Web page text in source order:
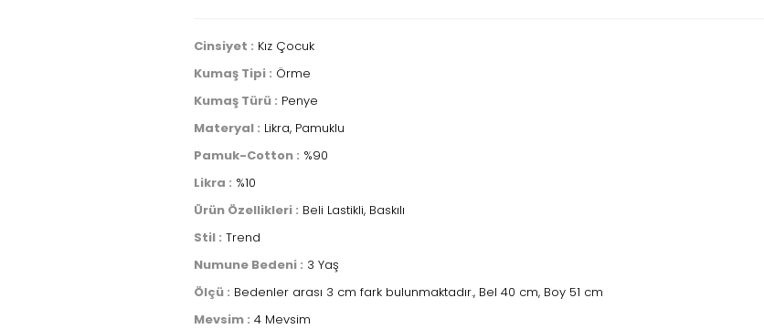
Cinsiyet : Kız Çocuk
Kumaş Tipi : Örme
Kumaş Türü : Penye
Materyal : Likra, Pamuklu
Pamuk-Cotton : %90
Likra : %10
Ürün Özellikleri : Beli Lastikli, Baskılı
Stil : Trend
Numune Bedeni : 3 Yaş
Ölçü : Bedenler arası 3 cm fark bulunmaktadır., Bel 40 cm, Boy 51 cm
Mevsim : 4 Mevsim